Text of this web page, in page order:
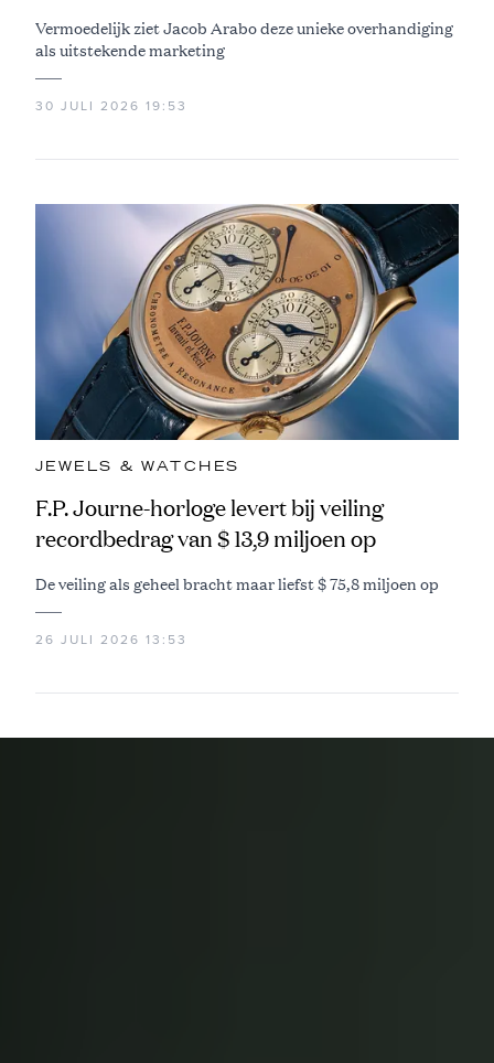
Vermoedelijk ziet Jacob Arabo deze unieke overhandiging
als uitstekende marketing
30 JULI 2026 19:53
JEWELS & WATCHES
F.P. Journe-horloge levert bij veiling
recordbedrag van $ 13,9 miljoen op
De veiling als geheel bracht maar liefst $ 75,8 miljoen op
26 JULI 2026 13:53